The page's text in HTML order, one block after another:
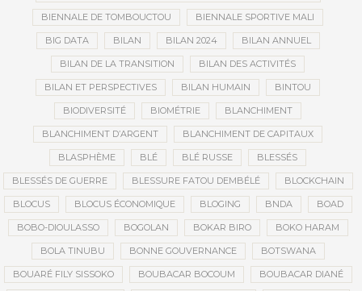
BIENNALE DE TOMBOUCTOU BIENNALE SPORTIVE MALI
BIG DATA BILAN BILAN 2024 BILAN ANNUEL
BILAN DE LA TRANSITION BILAN DES ACTIVITÉS
BILAN ET PERSPECTIVES BILAN HUMAIN BINTOU
BIODIVERSITÉ BIOMÉTRIE BLANCHIMENT
BLANCHIMENT D’ARGENT BLANCHIMENT DE CAPITAUX
BLASPHÈME BLÉ BLÉ RUSSE BLESSÉS
BLESSÉS DE GUERRE BLESSURE FATOU DEMBÉLÉ BLOCKCHAIN
BLOCUS BLOCUS ÉCONOMIQUE BLOGING BNDA BOAD
BOBO-DIOULASSO BOGOLAN BOKAR BIRO BOKO HARAM
BOLA TINUBU BONNE GOUVERNANCE BOTSWANA
BOUARÉ FILY SISSOKO BOUBACAR BOCOUM BOUBACAR DIANÉ